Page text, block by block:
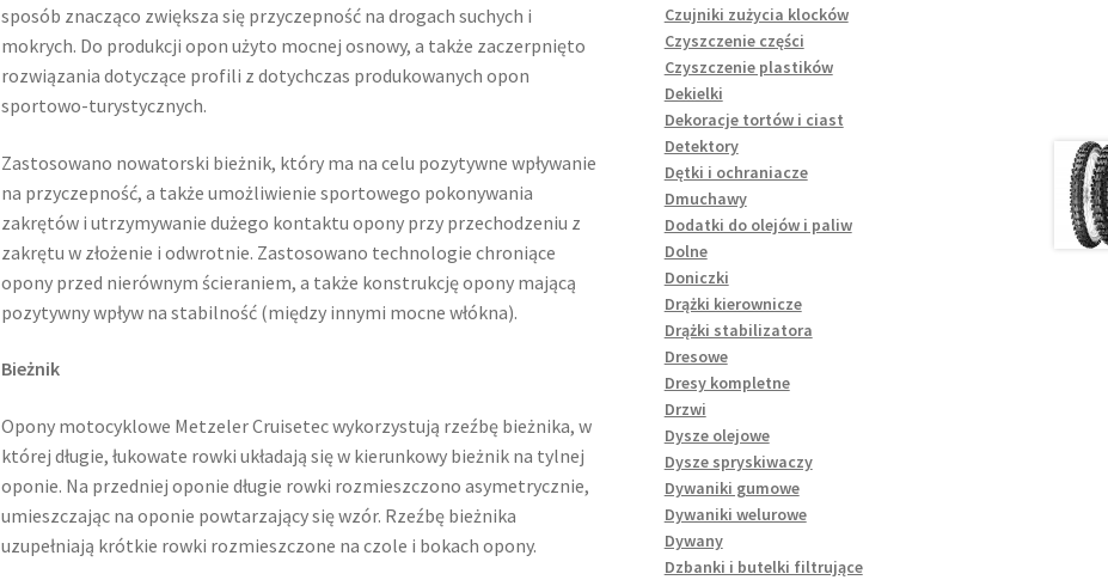
sposób znacząco zwiększa się przyczepność na drogach suchych i
mokrych. Do produkcji opon użyto mocnej osnowy, a także zaczerpnięto
rozwiązania dotyczące profili z dotychczas produkowanych opon
sportowo-turystycznych.
Zastosowano nowatorski bieżnik, który ma na celu pozytywne wpływanie
na przyczepność, a także umożliwienie sportowego pokonywania
zakrętów i utrzymywanie dużego kontaktu opony przy przechodzeniu z
zakrętu w złożenie i odwrotnie. Zastosowano technologie chroniące
opony przed nierównym ścieraniem, a także konstrukcję opony mającą
pozytywny wpływ na stabilność (między innymi mocne włókna).
Bieżnik
Opony motocyklowe Metzeler Cruisetec wykorzystują rzeźbę bieżnika, w
której długie, łukowate rowki układają się w kierunkowy bieżnik na tylnej
oponie. Na przedniej oponie długie rowki rozmieszczono asymetrycznie,
umieszczając na oponie powtarzający się wzór. Rzeźbę bieżnika
uzupełniają krótkie rowki rozmieszczone na czole i bokach opony.
Czujniki zużycia klocków
Czyszczenie części
Czyszczenie plastików
Dekielki
Dekoracje tortów i ciast
Detektory
Dętki i ochraniacze
Dmuchawy
Dodatki do olejów i paliw
Dolne
Doniczki
Drążki kierownicze
Drążki stabilizatora
Dresowe
Dresy kompletne
Drzwi
Dysze olejowe
Dysze spryskiwaczy
Dywaniki gumowe
Dywaniki welurowe
Dywany
Dzbanki i butelki filtrujące